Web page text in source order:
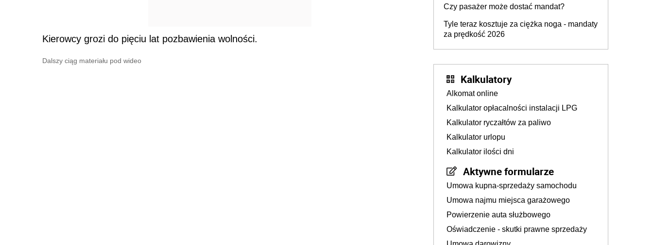
Kierowcy grozi do pięciu lat pozbawienia wolności.
Dalszy ciąg materiału pod wideo
Czy pasażer może dostać mandat?
Tyle teraz kosztuje za ciężka noga - mandaty
za prędkość 2026
Kalkulatory
Alkomat online
Kalkulator opłacalności instalacji LPG
Kalkulator ryczałtów za paliwo
Kalkulator urlopu
Kalkulator ilości dni
Aktywne formularze
Umowa kupna-sprzedaży samochodu
Umowa najmu miejsca garażowego
Powierzenie auta służbowego
Oświadczenie - skutki prawne sprzedaży